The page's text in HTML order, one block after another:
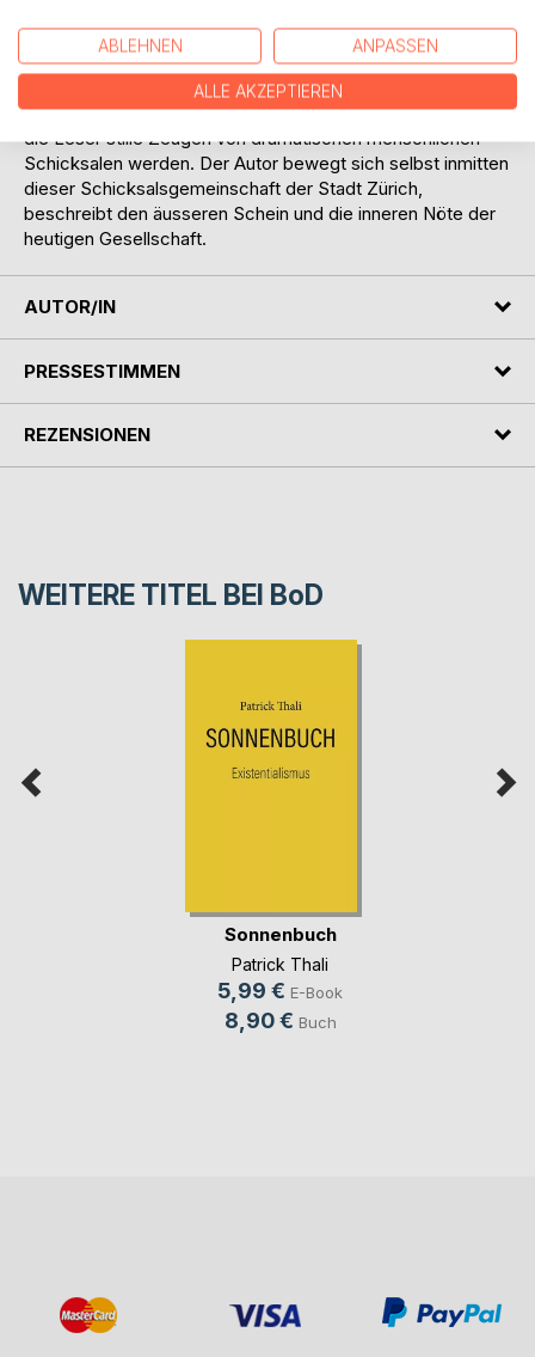
scheint manche zu überfordern und sie stossen dabei an
die Grenzen ihrer Belastbarkeit. Eindringlich - ohne zu
bewerten und ohne zu verurteilen - schimmert ein tiefes
Mitgefühl des Autors für ihre Schwächen durch und lässt
die Leser stille Zeugen von dramatischen menschlichen
Schicksalen werden. Der Autor bewegt sich selbst inmitten
dieser Schicksalsgemeinschaft der Stadt Zürich,
beschreibt den äusseren Schein und die inneren Nöte der
heutigen Gesellschaft.
AUTOR/IN
PRESSESTIMMEN
REZENSIONEN
WEITERE TITEL BEI BoD
Sonnenbuch
Patrick Thali
5,99 € E-Book
8,90 € Buch
ABLEHNEN ANPASSEN
ALLE AKZEPTIEREN